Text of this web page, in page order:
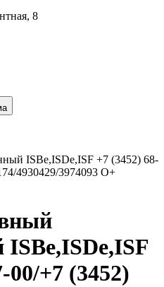
8
ISBe,ISDe,ISF +7 (3452) 68-
4930429/3974093 O+
00/+7 (3452)